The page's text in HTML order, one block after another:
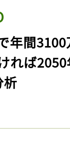
年間
れば
析